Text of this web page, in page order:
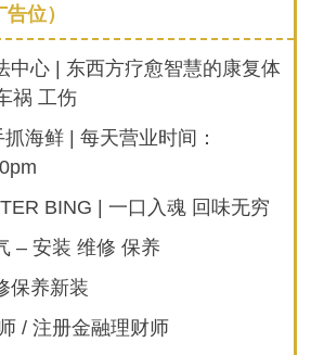
位）
中心 | 东西方疗愈智慧的康复体
祸 工伤
抓海鲜 | 每天营业时间：
BING | 一口入魂 回味无穷
– 安装 维修 保养
保养新装
/ 注册金融理财师